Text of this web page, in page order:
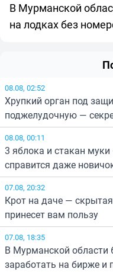
В Мурманской
на лодках без
08.08, 02:52
Хрупкий орган под
поджелудочную —
08.08, 00:11
3 яблока и стакан
справится даже
07.08, 20:32
Крот на даче —
принесет вам пользу
07.08, 18:35
В Мурманской области
заработать на бирже и